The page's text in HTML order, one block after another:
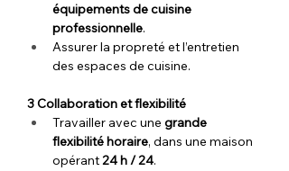
équipements de cuisine
professionnelle.
Assurer la propreté et l’entretien
des espaces de cuisine.
3 Collaboration et flexibilité
Travailler avec une grande
flexibilité horaire, dans une maison
opérant 24 h / 24.